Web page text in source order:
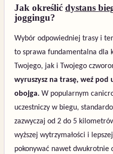
Jak określić dystans
joggingu?
Wybór odpowiedniej trasy i
to sprawa fundamentalna dla
Twojego, jak i Twojego
wyruszysz na trasę, weź
obojga. W popularnym
uczestniczy w biegu,
zazwyczaj od 2 do 5
wyższej wytrzymałości i
pokonywać nawet dwukrotnie